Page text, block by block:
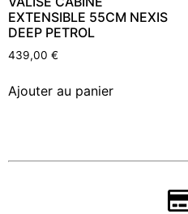
EXTENSIBLE 55CM NEXIS
DEEP PETROL
439,00 €
Ajouter au panier